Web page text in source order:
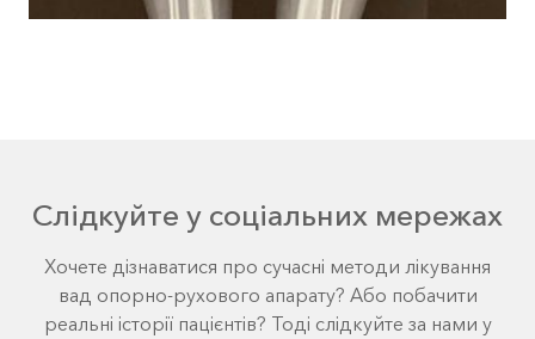
Слідкуйте у соціальних мережах
Хочете дізнаватися про сучасні методи лікування
вад опорно-рухового апарату? Або побачити
реальні історії пацієнтів? Тоді слідкуйте за нами у